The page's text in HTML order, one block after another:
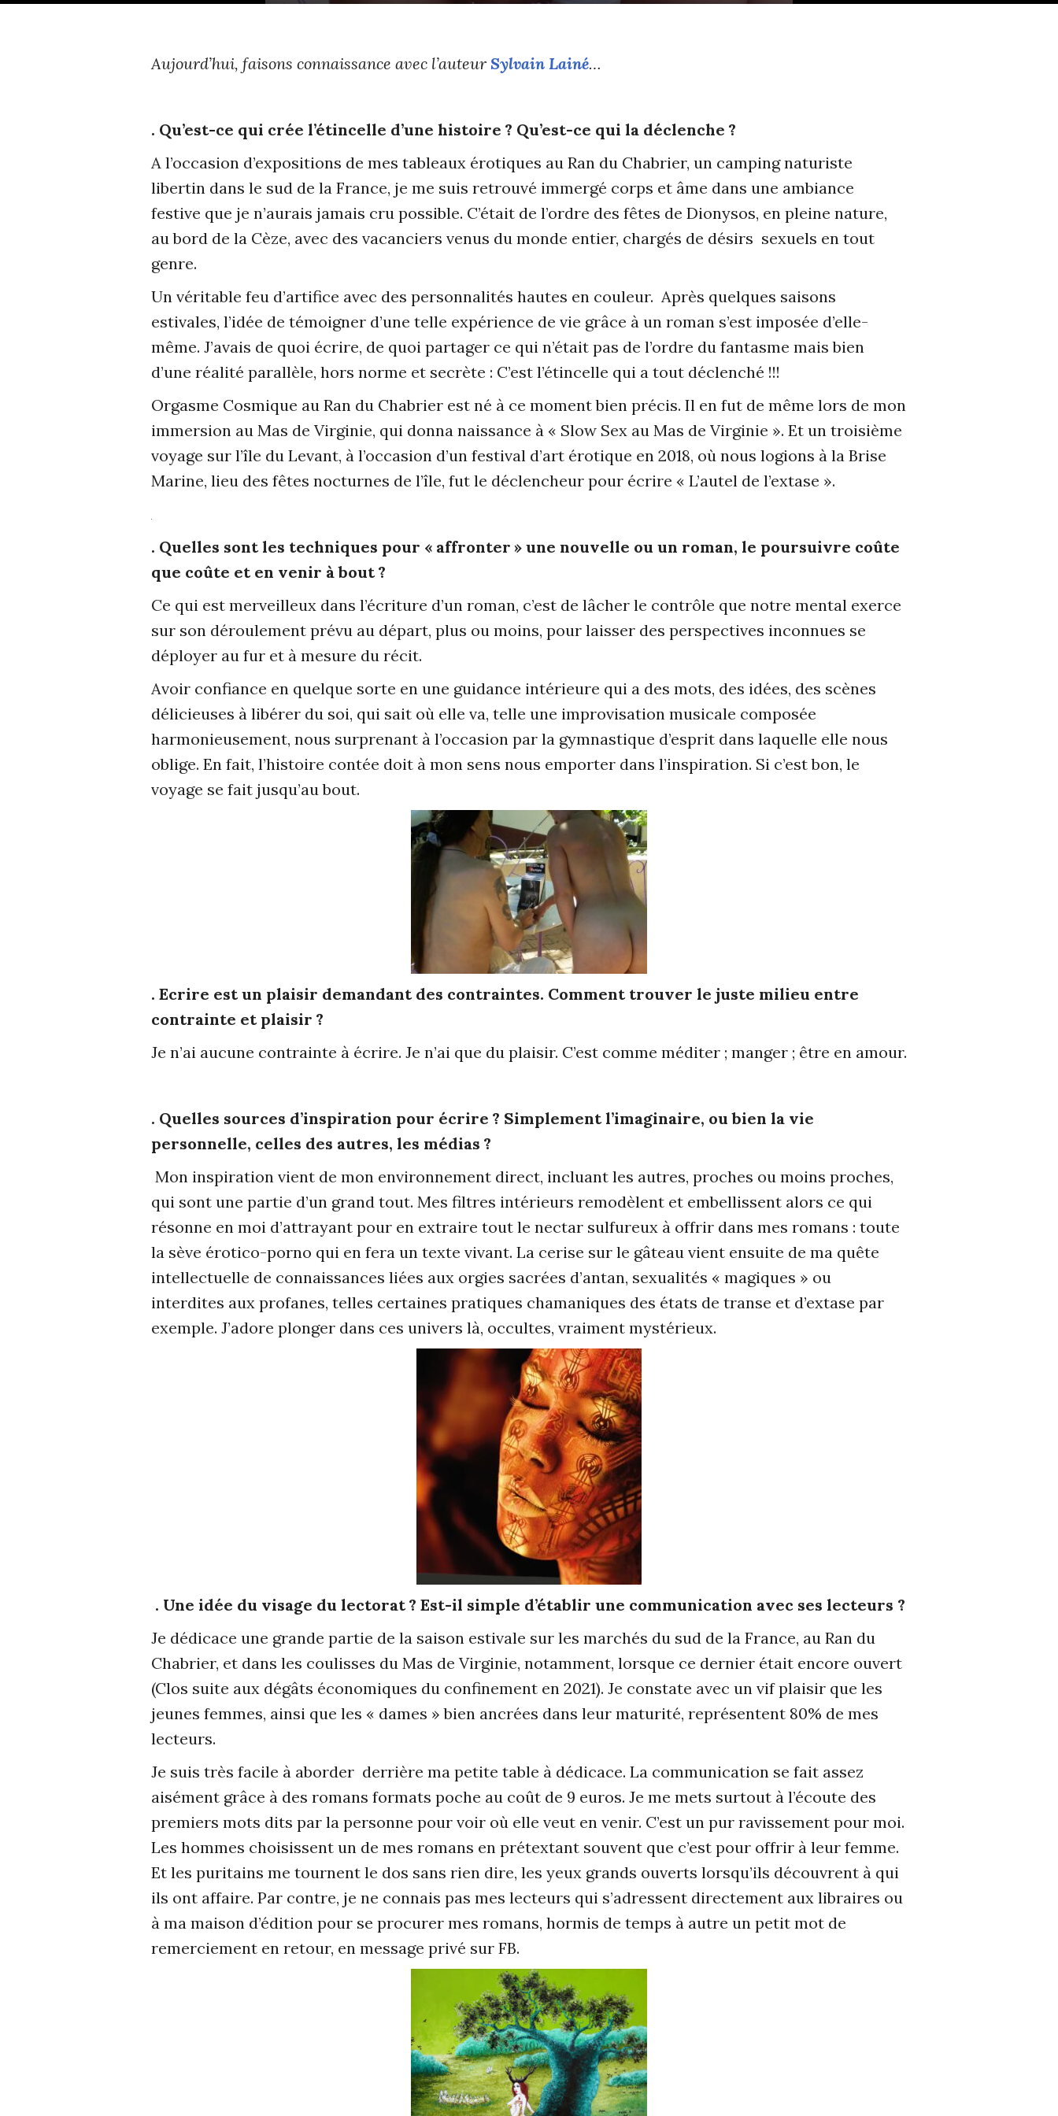
Aujourd’hui, faisons connaissance avec l’auteur Sylvain Lainé…
. Qu’est-ce qui crée l’étincelle d’une histoire ? Qu’est-ce qui la déclenche ?
A l’occasion d’expositions de mes tableaux érotiques au Ran du Chabrier, un camping naturiste
libertin dans le sud de la France, je me suis retrouvé immergé corps et âme dans une ambiance
festive que je n’aurais jamais cru possible. C’était de l’ordre des fêtes de Dionysos, en pleine nature,
au bord de la Cèze, avec des vacanciers venus du monde entier, chargés de désirs sexuels en tout
genre.
Un véritable feu d’artifice avec des personnalités hautes en couleur. Après quelques saisons
estivales, l’idée de témoigner d’une telle expérience de vie grâce à un roman s’est imposée d’elle-
même. J’avais de quoi écrire, de quoi partager ce qui n’était pas de l’ordre du fantasme mais bien
d’une réalité parallèle, hors norme et secrète : C’est l’étincelle qui a tout déclenché !!!
Orgasme Cosmique au Ran du Chabrier est né à ce moment bien précis. Il en fut de même lors de mon
immersion au Mas de Virginie, qui donna naissance à « Slow Sex au Mas de Virginie ». Et un troisième
voyage sur l’île du Levant, à l’occasion d’un festival d’art érotique en 2018, où nous logions à la Brise
Marine, lieu des fêtes nocturnes de l’île, fut le déclencheur pour écrire « L’autel de l’extase ».
. Quelles sont les techniques pour « affronter » une nouvelle ou un roman, le poursuivre coûte
que coûte et en venir à bout ?
Ce qui est merveilleux dans l’écriture d’un roman, c’est de lâcher le contrôle que notre mental exerce
sur son déroulement prévu au départ, plus ou moins, pour laisser des perspectives inconnues se
déployer au fur et à mesure du récit.
Avoir confiance en quelque sorte en une guidance intérieure qui a des mots, des idées, des scènes
délicieuses à libérer du soi, qui sait où elle va, telle une improvisation musicale composée
harmonieusement, nous surprenant à l’occasion par la gymnastique d’esprit dans laquelle elle nous
oblige. En fait, l’histoire contée doit à mon sens nous emporter dans l’inspiration. Si c’est bon, le
voyage se fait jusqu’au bout.
. Ecrire est un plaisir demandant des contraintes. Comment trouver le juste milieu entre
contrainte et plaisir ?
Je n’ai aucune contrainte à écrire. Je n’ai que du plaisir. C’est comme méditer ; manger ; être en amour.
. Quelles sources d’inspiration pour écrire ? Simplement l’imaginaire, ou bien la vie
personnelle, celles des autres, les médias ?
Mon inspiration vient de mon environnement direct, incluant les autres, proches ou moins proches,
qui sont une partie d’un grand tout. Mes filtres intérieurs remodèlent et embellissent alors ce qui
résonne en moi d’attrayant pour en extraire tout le nectar sulfureux à offrir dans mes romans : toute
la sève érotico-porno qui en fera un texte vivant. La cerise sur le gâteau vient ensuite de ma quête
intellectuelle de connaissances liées aux orgies sacrées d’antan, sexualités « magiques » ou
interdites aux profanes, telles certaines pratiques chamaniques des états de transe et d’extase par
exemple. J’adore plonger dans ces univers là, occultes, vraiment mystérieux.
. Une idée du visage du lectorat ? Est-il simple d’établir une communication avec ses lecteurs ?
Je dédicace une grande partie de la saison estivale sur les marchés du sud de la France, au Ran du
Chabrier, et dans les coulisses du Mas de Virginie, notamment, lorsque ce dernier était encore ouvert
(Clos suite aux dégâts économiques du confinement en 2021). Je constate avec un vif plaisir que les
jeunes femmes, ainsi que les « dames » bien ancrées dans leur maturité, représentent 80% de mes
lecteurs.
Je suis très facile à aborder derrière ma petite table à dédicace. La communication se fait assez
aisément grâce à des romans formats poche au coût de 9 euros. Je me mets surtout à l’écoute des
premiers mots dits par la personne pour voir où elle veut en venir. C’est un pur ravissement pour moi.
Les hommes choisissent un de mes romans en prétextant souvent que c’est pour offrir à leur femme.
Et les puritains me tournent le dos sans rien dire, les yeux grands ouverts lorsqu’ils découvrent à qui
ils ont affaire. Par contre, je ne connais pas mes lecteurs qui s’adressent directement aux libraires ou
à ma maison d’édition pour se procurer mes romans, hormis de temps à autre un petit mot de
remerciement en retour, en message privé sur FB.